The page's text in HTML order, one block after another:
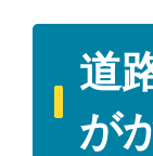
道
が